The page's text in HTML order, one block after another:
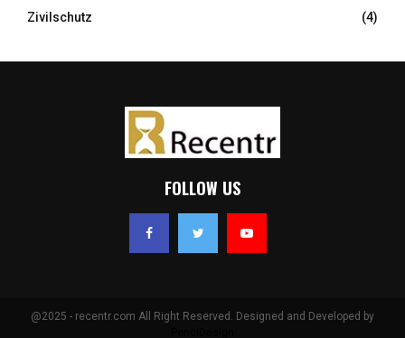
Zivilschutz
(4)
FOLLOW US
@2025 - recentr.com All Right Reserved. Designed and Developed by